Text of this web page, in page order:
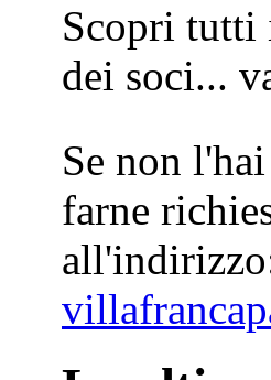
Scopri tutti
dei soci...
Se non
farne